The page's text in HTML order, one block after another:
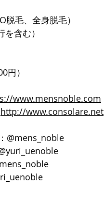
脱毛、全身脱毛）
含む）
円）
www.mensnoble.com
http://www.consolare.net
@mens_noble